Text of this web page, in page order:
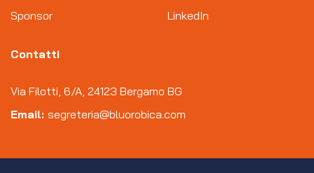
Sponsor
LinkedIn
Contatti
Via Filotti, 6/A, 24123 Bergamo BG
Email: segreteria@bluorobica.com